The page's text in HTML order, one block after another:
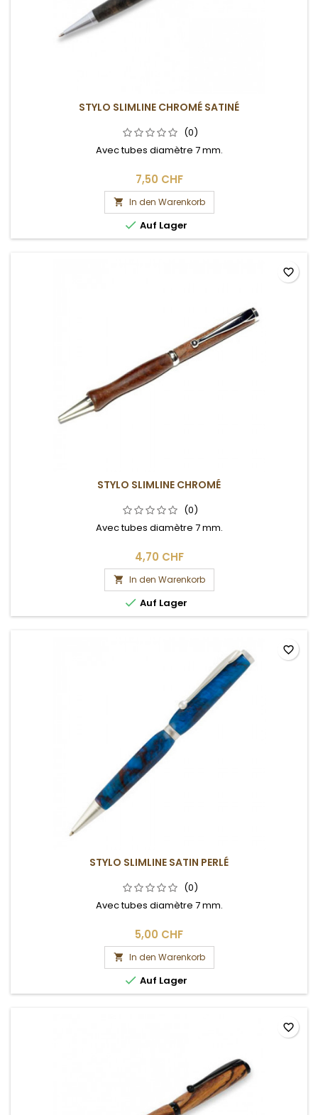
STYLO SLIMLINE CHROMÉ SATINÉ
(0)
Avec tubes diamètre 7 mm.
7,50 CHF
 In den Warenkorb
 Auf Lager
STYLO SLIMLINE CHROMÉ
(0)
Avec tubes diamètre 7 mm.
4,70 CHF
 In den Warenkorb
 Auf Lager
favorite_border
STYLO SLIMLINE SATIN PERLÉ
(0)
Avec tubes diamètre 7 mm.
5,00 CHF
 In den Warenkorb
 Auf Lager
favorite_border
favorite_border